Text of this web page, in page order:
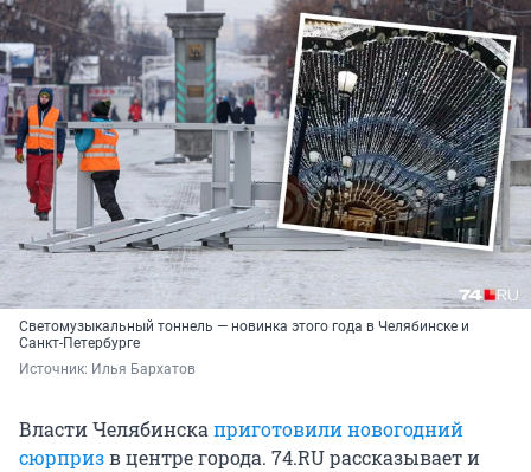
Светомузыкальный тоннель — новинка этого года в Челябинске и
Санкт-Петербурге
Источник: Илья Бархатов
Власти Челябинскаприготовили новогодний
сюрпризв центре города. 74.RU рассказывает и